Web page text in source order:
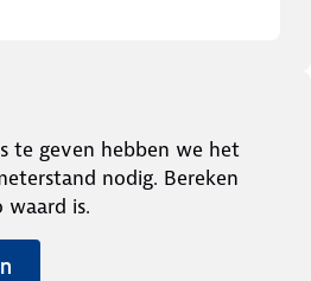
te geven hebben we het
nodig. Bereken
is.